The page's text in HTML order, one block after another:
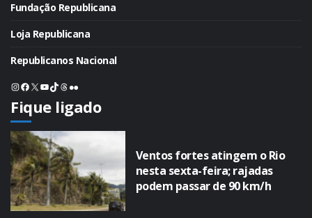
Fundação Republicana
Loja Republicana
Republicanos Nacional
Instagram
Facebook
X Youtube
TikTok
Threads
Flickr
Fique ligado
Ventos fortes atingem o Rio
nesta sexta-feira; rajadas
podem passar de 90 km/h